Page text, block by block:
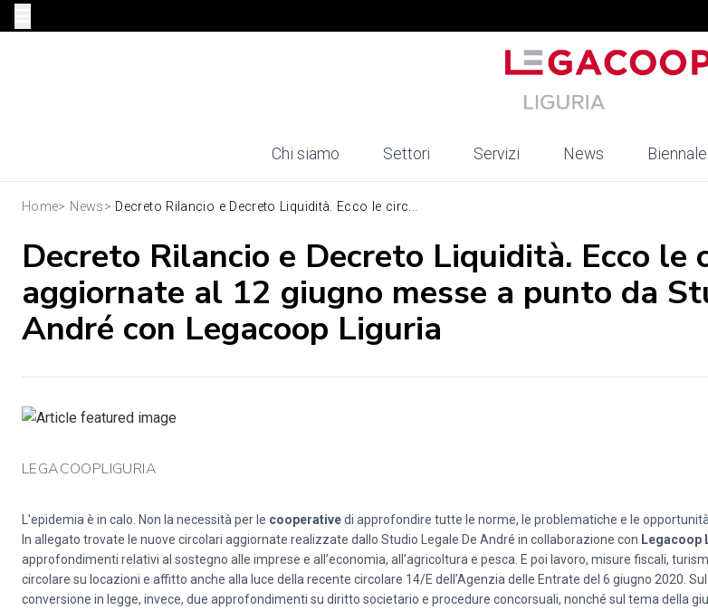
Chi siamo Settori Servizi News Biennale
Home> News> Decreto Rilancio e Decreto Liquidità. Ecco le circ...
Decreto Rilancio e Decreto Liquidità. Ecco le
aggiornate al 12 giugno messe a punto da
André con Legacoop Liguria
LEGACOOPLIGURIA
L'epidemia è in calo. Non la necessità per le cooperativedi approfondire tutte le norme, le problematiche e le
In allegato trovate le nuove circolari aggiornate realizzate dallo Studio Legale De André in collaborazione con Legacoop
approfondimenti relativi al sostegno alle imprese e all’economia, all'agricoltura e pesca. E poi lavoro, misure fiscali,
circolare su locazioni e affitto anche alla luce della recente circolare 14/E dell’Agenzia delle Entrate del 6 giugno 2020.
conversione in legge, invece, due approfondimenti su diritto societario e procedure concorsuali, nonché sul tema della